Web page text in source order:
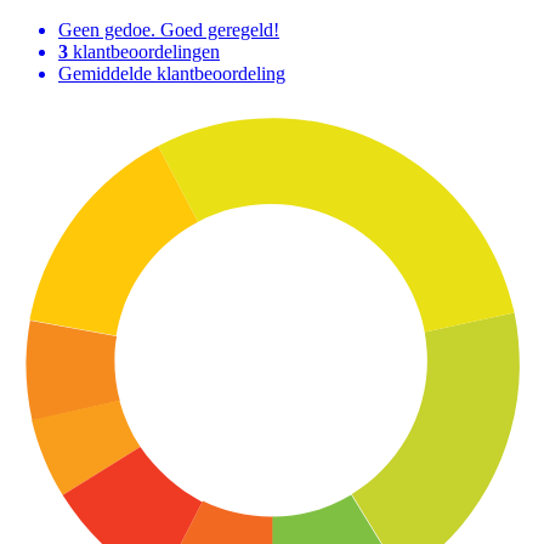
Geen gedoe. Goed geregeld!
3 klantbeoordelingen
Gemiddelde klantbeoordeling